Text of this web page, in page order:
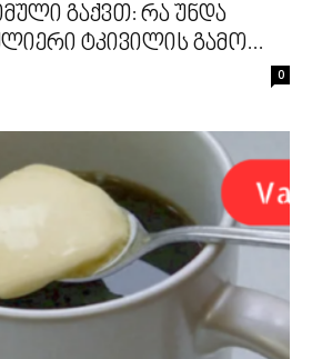
გაქვთ: რა უნდა
ტკივილის გამო...
0